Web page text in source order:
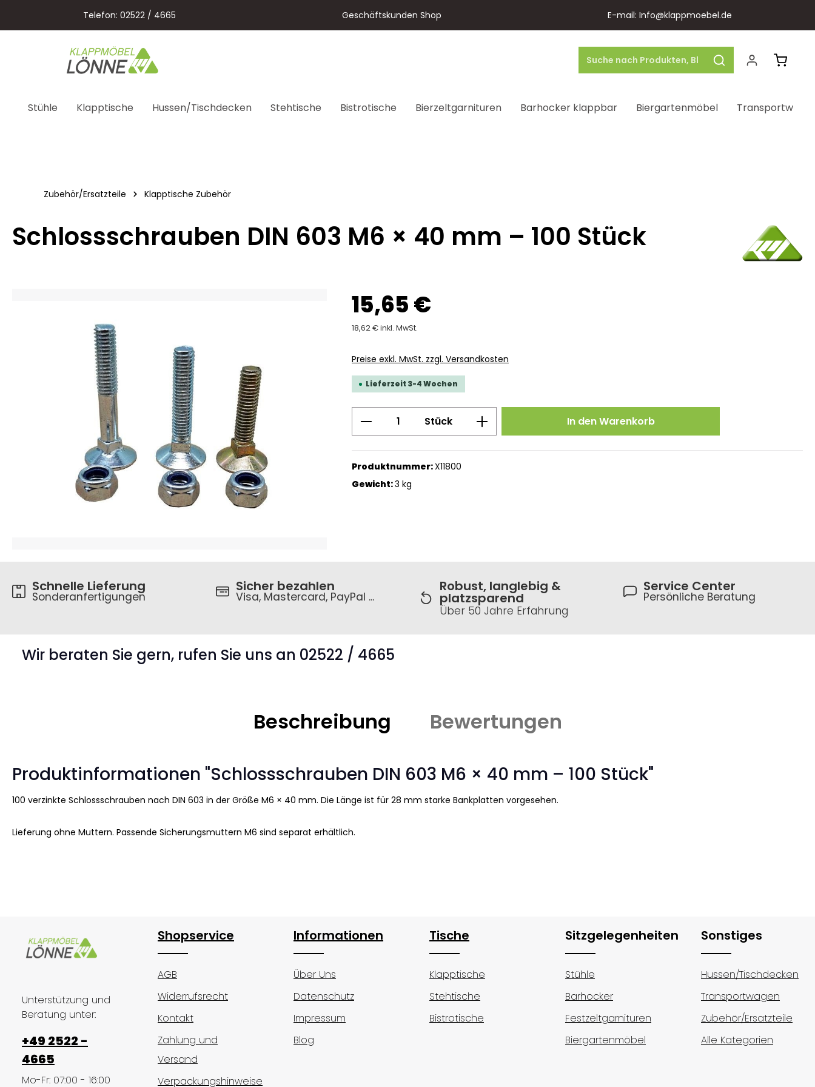
Zur Hauptnavigation springen
Telefon: 02522 / 4665 Geschäftskunden Shop E-mail: Info@klappmoebel.de
Stühle Klapptische Hussen/Tischdecken Stehtische Bistrotische Bierzeltgarnituren Barhocker klappbar Biergartenmöbel
Zubehör/Ersatzteile Klapptische Zubehör
Schlossschrauben DIN 603 M6 × 40 mm – 100 Stück
15,65 €
18,62 € inkl. MwSt.
Preise exkl. MwSt. zzgl. Versandkosten
Lieferzeit 3-4 Wochen
Produkt Anzahl: Gib den gewünschten Wert ein oder benutze
Stück In den Warenkorb
Produktnummer:X11800
Gewicht:3 kg
Schnelle Lieferung
Sonderanfertigungen
Sicher bezahlen
Visa, Mastercard, PayPal ...
Robust, langlebig &
platzsparend
Über 50 Jahre Erfahrung
Service Center
Persönliche Beratung
Wir beraten Sie gern, rufen Sie uns an 02522 / 4665
Beschreibung Bewertungen
Produktinformationen "Schlossschrauben DIN 603 M6 × 40 mm – 100 Stück"
100 verzinkte Schlossschrauben nach DIN 603 in der Größe M6 × 40 mm. Die Länge ist für 28 mm starke Bankplatten vorgesehen.
Lieferung ohne Muttern. Passende Sicherungsmuttern M6 sind separat erhältlich.
Unterstützung und
Beratung unter:
+49 2522 -
4665
Mo-Fr: 07:00 - 16:00
Shopservice
AGB
Widerrufsrecht
Kontakt
Zahlung und
Versand
Verpackungshinweise
Informationen
Über Uns
Datenschutz
Impressum
Blog
Tische
Klapptische
Stehtische
Bistrotische
Sitzgelegenheiten
Stühle
Barhocker
Festzeltgarnituren
Biergartenmöbel
Sonstiges
Hussen/Tischdecken
Transportwagen
Zubehör/Ersatzteile
Alle Kategorien